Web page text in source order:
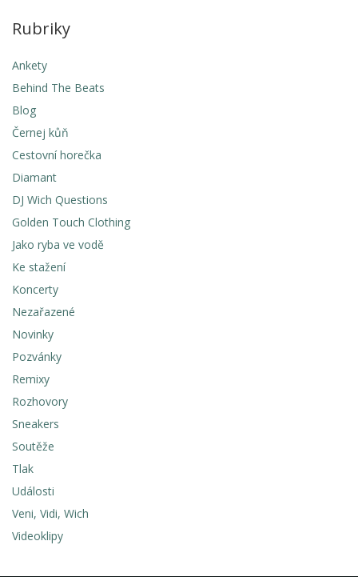
Rubriky
Ankety
Behind The Beats
Blog
Černej kůň
Cestovní horečka
Diamant
DJ Wich Questions
Golden Touch Clothing
Jako ryba ve vodě
Ke stažení
Koncerty
Nezařazené
Novinky
Pozvánky
Remixy
Rozhovory
Sneakers
Soutěže
Tlak
Události
Veni, Vidi, Wich
Videoklipy